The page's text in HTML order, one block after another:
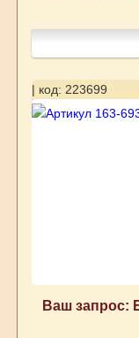
| код: 223699
Ваш запрос: